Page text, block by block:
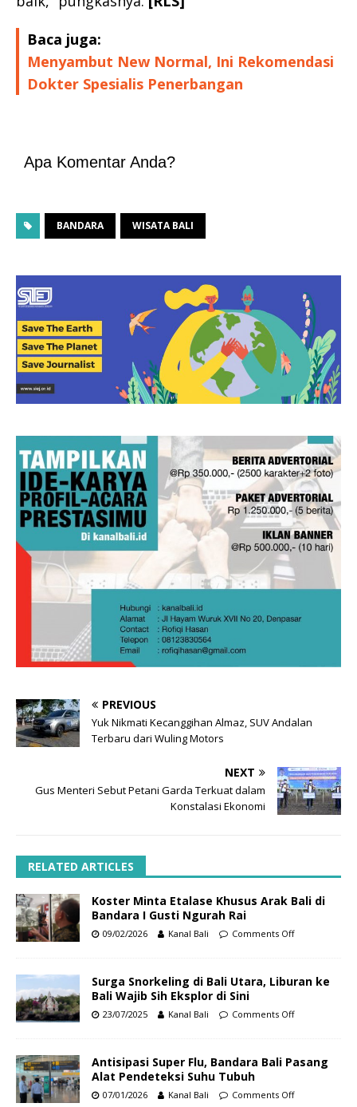
Baca juga:
Menyambut New Normal, Ini Rekomendasi
Dokter Spesialis Penerbangan
Apa Komentar Anda?
BANDARA WISATA BALI
PREVIOUS
Yuk Nikmati Kecanggihan Almaz, SUV Andalan
Terbaru dari Wuling Motors
NEXT
Gus Menteri Sebut Petani Garda Terkuat dalam
Konstalasi Ekonomi
RELATED ARTICLES
Koster Minta Etalase Khusus Arak Bali di
Bandara I Gusti Ngurah Rai
09/02/2026 Kanal Bali Comments Off
Surga Snorkeling di Bali Utara, Liburan ke
Bali Wajib Sih Eksplor di Sini
23/07/2025 Kanal Bali Comments Off
Antisipasi Super Flu, Bandara Bali Pasang
Alat Pendeteksi Suhu Tubuh
07/01/2026 Kanal Bali Comments Off